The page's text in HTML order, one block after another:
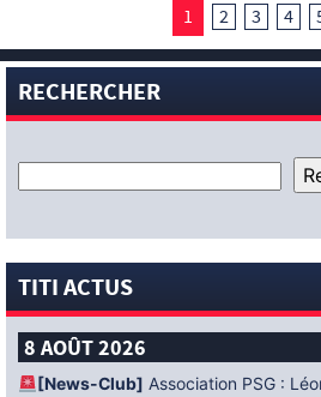
1 2 3 4
RECHERCHER
TITI ACTUS
8 AOÛT 2026
[News-Club] Association PSG :